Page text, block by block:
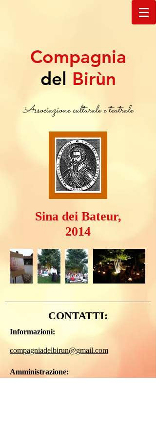
Compagnia
del Birùn
Associazione culturale e teatrale
Sina dei Bateur,
2014
CONTATTI:
Informazioni:
compagniadelbirun@gmail.com
Amministrazione: